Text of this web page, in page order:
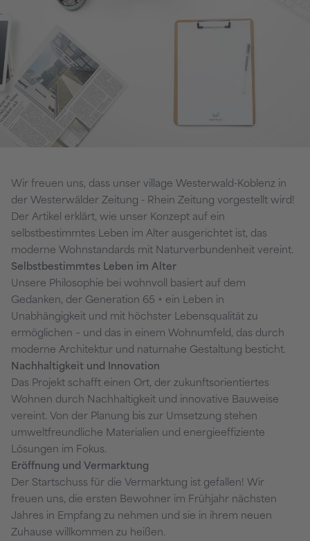
Wir freuen uns, dass unser village Westerwald-Koblenz in
der Westerwälder Zeitung - Rhein Zeitung vorgestellt wird!
Der Artikel erklärt, wie unser Konzept auf ein
selbstbestimmtes Leben im Alter ausgerichtet ist, das
moderne Wohnstandards mit Naturverbundenheit vereint.
Selbstbestimmtes Leben im Alter
Unsere Philosophie bei wohnvoll basiert auf dem
Gedanken, der Generation 65 + ein Leben in
Unabhängigkeit und mit höchster Lebensqualität zu
ermöglichen – und das in einem Wohnumfeld, das durch
moderne Architektur und naturnahe Gestaltung besticht.
Nachhaltigkeit und Innovation
Das Projekt schafft einen Ort, der zukunftsorientiertes
Wohnen durch Nachhaltigkeit und innovative Bauweise
vereint. Von der Planung bis zur Umsetzung stehen
umweltfreundliche Materialien und energieeffiziente
Lösungen im Fokus.
Eröffnung und Vermarktung
Der Startschuss für die Vermarktung ist gefallen! Wir
freuen uns, die ersten Bewohner im Frühjahr nächsten
Jahres in Empfang zu nehmen und sie in ihrem neuen
Zuhause willkommen zu heißen.